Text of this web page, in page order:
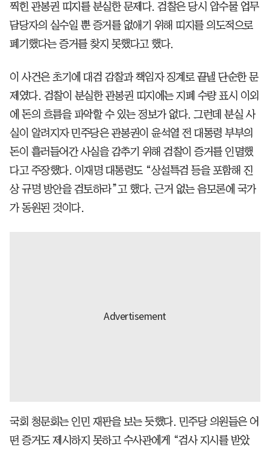
찍힌 관봉권 띠지를 분실한 문제다. 검찰은 당시 압수물 업무
담당자의 실수일 뿐 증거를 없애기 위해 띠지를 의도적으로
폐기했다는 증거를 찾지 못했다고 했다.
이 사건은 초기에 대검 감찰과 책임자 징계로 끝낼 단순한 문
제였다. 검찰이 분실한 관봉권 띠지에는 지폐 수량 표시 이외
에 돈의 흐름을 파악할 수 있는 정보가 없다. 그런데 분실 사
실이 알려지자 민주당은 관봉권이 윤석열 전 대통령 부부의
돈이 흘러들어간 사실을 감추기 위해 검찰이 증거를 인멸했
다고 주장했다. 이재명 대통령도 “상설특검 등을 포함해 진
상 규명 방안을 검토하라”고 했다. 근거 없는 음모론에 국가
가 동원된 것이다.
국회 청문회는 인민 재판을 보는 듯했다. 민주당 의원들은 어
떤 증거도 제시하지 못하고 수사관에게 “검사 지시를 받았